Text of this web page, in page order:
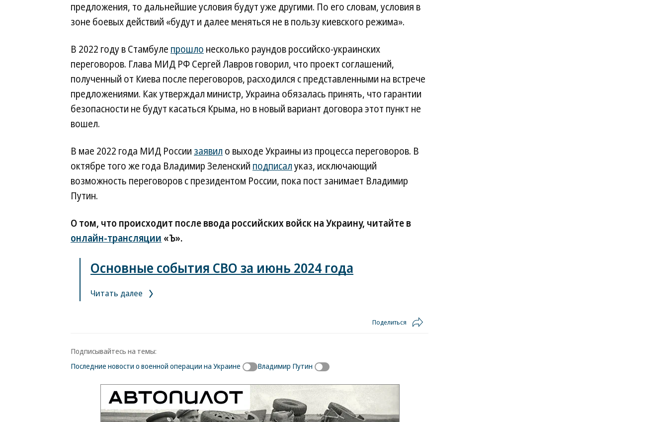
предложения, то дальнейшие условия будут уже другими. По его словам, условия в
зоне боевых действий «будут и далее меняться не в пользу киевского режима».
В 2022 году в Стамбуле прошло несколько раундов российско-украинских
переговоров. Глава МИД РФ Сергей Лавров говорил, что проект соглашений,
полученный от Киева после переговоров, расходился с представленными на встрече
предложениями. Как утверждал министр, Украина обязалась принять, что гарантии
безопасности не будут касаться Крыма, но в новый вариант договора этот пункт не
вошел.
В мае 2022 года МИД России заявил о выходе Украины из процесса переговоров. В
октябре того же года Владимир Зеленский подписалуказ, исключающий
возможность переговоров с президентом России, пока пост занимает Владимир
Путин.
О том, что происходит после ввода российских войск на Украину, читайте в
онлайн-трансляции «Ъ».
Основные события СВО за июнь 2024 года
Читать далее
Поделиться
Подписывайтесь на темы:
Последние новости о военной операции на Украине
Владимир Путин